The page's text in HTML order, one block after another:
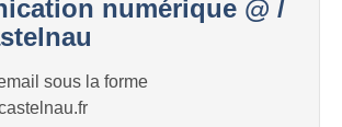
numérique @ /
sous la forme